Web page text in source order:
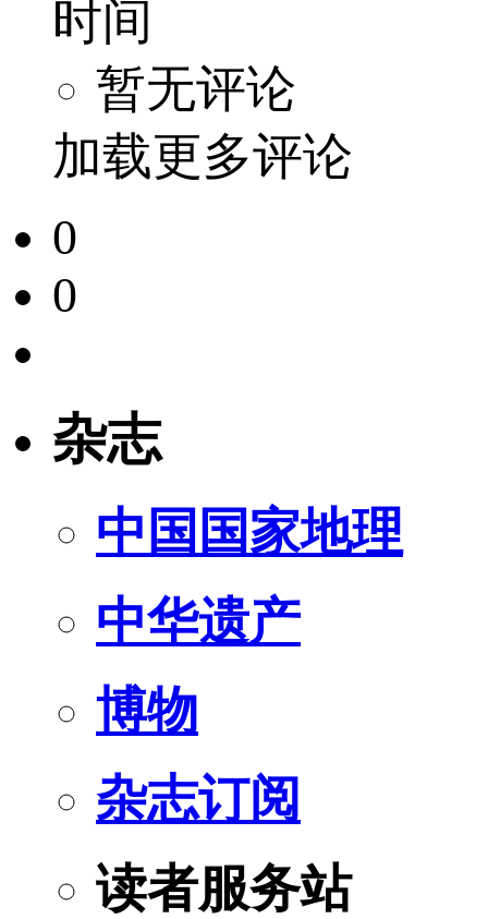
时间
暂无评论
加载更多评论
0
0
杂志
中国国家地理
中华遗产
博物
杂志订阅
读者服务站